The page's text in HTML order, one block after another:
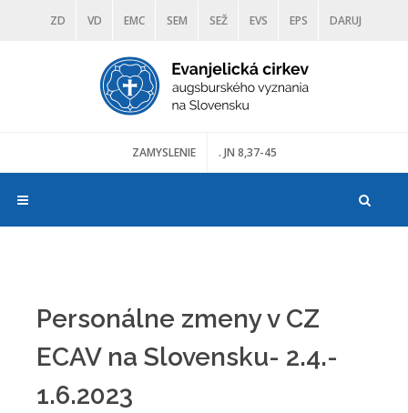
ZD VD EMC SEM SEŽ EVS EPS DARUJ
DIAKONIA ŠKOLY TRANOSCIUS
ZAMYSLENIE . JN 8,37-45
Personálne zmeny v CZ
ECAV na Slovensku- 2.4.-
1.6.2023